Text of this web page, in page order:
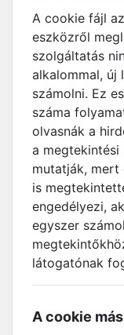
A cookie fájl
eszközről
szolgáltatás
alkalommal, új
számolni. Ez
száma
olvasnák a
a megtekintési
mutatják,
is
engedélyezi,
egyszer
látogatónak
A cookie